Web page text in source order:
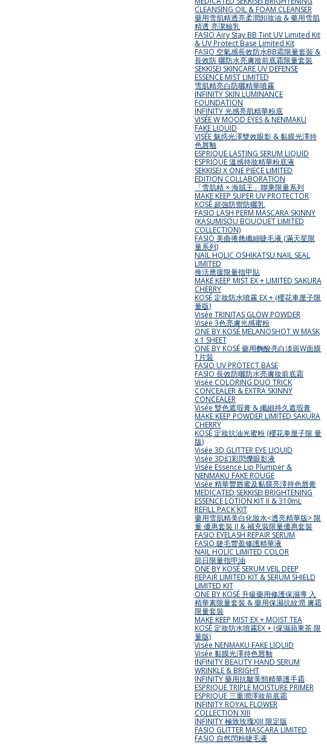
CLEANSING OIL & FOAM CLEANSER
藥用雪肌精透亮柔潤卸妝油 & 藥用雪肌
精透 亮潔臉乳
FASIO Airy Stay BB Tint UV Limited Kit
& UV Protect Base Limited Kit
FASIO 空氣感長效防水BB霜限量套裝 &
長效防 曬防水亮膚妝前底霜限量套裝
SEKKISEI SKINCARE UV DEFENSE
ESSENCE MIST LIMITED
雪肌精亮白防曬精華噴霧
INFINITY SKIN LUMINANCE
FOUNDATION
INFINITY 光感亮肌精華粉底
VISÉE W MOOD EYES & NENMAKU
FAKE LIQUID
VISÉE 魅惑光澤雙效眼影 & 黏膜光澤持
色唇釉
ESPRIQUE LASTING SERUM LIQUID
ESPRIQUE 溫感持妝精華粉底液
SEKKISEI X ONE PIECE LIMITED
EDITION COLLABORATION
「雪肌精 × 海賊王」聯乘限量系列
MAKE KEEP SUPER UV PROTECTOR
KOSÉ 超強防禦防曬乳
FASIO LASH PERM MASCARA SKINNY
(KASUMISOU BOUQUET LIMITED
COLLECTION)
FASIO 美曲捲翹纖細睫毛液 (滿天星限
量系列)
NAIL HOLIC OSHIKATSU NAIL SEAL
LIMITED
推活應援限量指甲貼
MAKE KEEP MIST EX + LIMITED SAKURA
CHERRY
KOSÉ 定妝防水噴霧 EX + (櫻花車厘子限
量版)
Visée TRINITAS GLOW POWDER
Visée 3色亮膚光感蜜粉
ONE BY KOSÉ MELANOSHOT W MASK
x 1 SHEET
ONE BY KOSÉ 藥用麴酸亮白淡斑W面膜
1片裝
FASIO UV PROTECT BASE
FASIO 長效防曬防水亮膚妝前底霜
Visée COLORING DUO TRICK
CONCEALER & EXTRA SKINNY
CONCEALER
Visée 雙色遮瑕膏 & 纖細持久遮瑕膏
MAKE KEEP POWDER LIMITED SAKURA
CHERRY
KOSÉ 定妝抗油光蜜粉 (櫻花車厘子限 量
版)
Visée 3D GLITTER EYE LIQUID
Visée 3D幻彩閃爍眼影液
Visée Essence Lip Plumper &
NENMAKU FAKE ROUGE
Visée 精華豐唇蜜及黏膜亮澤持色唇膏
MEDICATED SEKKISEI BRIGHTENING
ESSENCE LOTION KIT II & 310mL
REFILL PACK KIT
藥用雪肌精美白化妝水<透亮精華版> 限
量 優惠套裝 II & 補充裝限量優惠套裝
FASIO EYELASH REPAIR SERUM
FASIO 睫毛豐盈修護精華液
NAIL HOLIC LIMITED COLOR
節日限量指甲油
ONE BY KOSÉ SERUM VEIL DEEP
REPAIR LIMITED KIT & SERUM SHIELD
LIMITED KIT
ONE BY KOSÉ 升級藥用修護保濕導 入
精華素限量套裝 & 藥用保濕抗紋潤 膚霜
限量套裝
MAKE KEEP MIST EX + MOIST TEA
KOSÉ 定妝防水噴霧EX + (保濕蘋果茶 限
量版)
Visée NENMAKU FAKE LIQUID
Visée 黏膜光澤持色唇釉
INFINITY BEAUTY HAND SERUM
WRINKLE & BRIGHT
INFINITY 藥用抗皺美頸精華護手霜
ESPRIQUE TRIPLE MOISTURE PRIMER
ESPRIQUE 三重潤澤妝前底霜
INFINITY ROYAL FLOWER
COLLECTION XIII
INFINITY 極致玫瑰XIII 限定版
FASIO GLITTER MASCARA LIMITED
FASIO 自然閃粉睫毛液